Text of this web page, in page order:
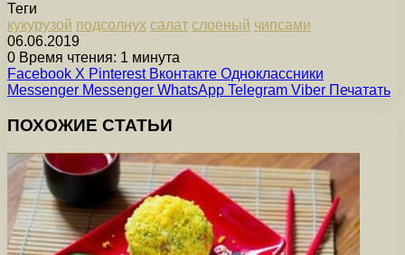
Теги
кукурузой подсолнух салат слоеный чипсами
06.06.2019
0 Время чтения: 1 минута
Facebook X Pinterest Вконтакте Одноклассники
Messenger Messenger WhatsApp Telegram Viber Печатать
ПОХОЖИЕ СТАТЬИ